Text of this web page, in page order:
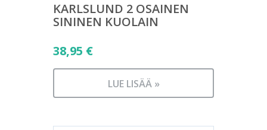
KARLSLUND 2 OSAINEN
SININEN KUOLAIN
38,95 €
LUE LISÄÄ »